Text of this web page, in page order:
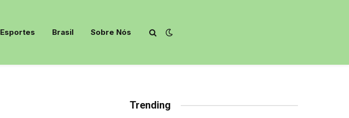
Esportes Brasil Sobre Nós
Trending